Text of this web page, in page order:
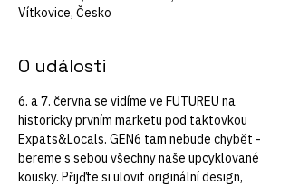
Vítkovice, Česko
O události
6. a 7. června se vidíme ve FUTUREU na
historicky prvním marketu pod taktovkou
Expats&Locals. GEN6 tam nebude chybět -
bereme s sebou všechny naše upcyklované
kousky. Přijďte si ulovit originální design,